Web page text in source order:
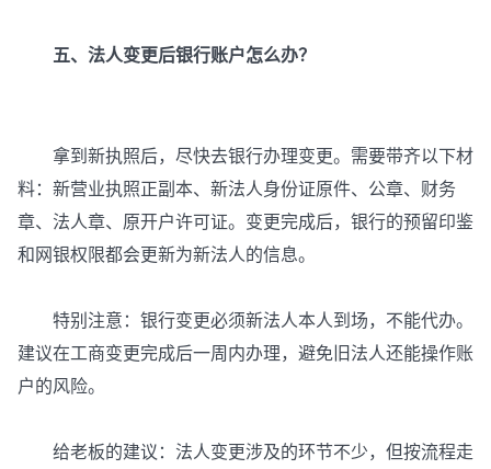
五、法人变更后银行账户怎么办？
拿到新执照后，尽快去银行办理变更。需要带齐以下材
料：新营业执照正副本、新法人身份证原件、公章、财务
章、法人章、原开户许可证。变更完成后，银行的预留印鉴
和网银权限都会更新为新法人的信息。
特别注意：银行变更必须新法人本人到场，不能代办。
建议在工商变更完成后一周内办理，避免旧法人还能操作账
户的风险。
给老板的建议：法人变更涉及的环节不少，但按流程走